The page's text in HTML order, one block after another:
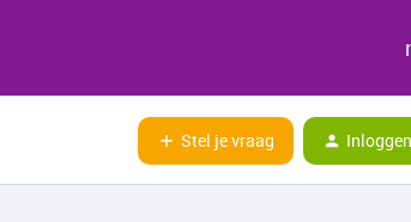
Stel je vraag